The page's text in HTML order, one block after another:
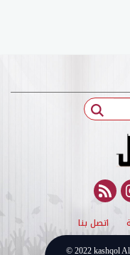
rss feed
اتصل بنا
© 2022 kashqol